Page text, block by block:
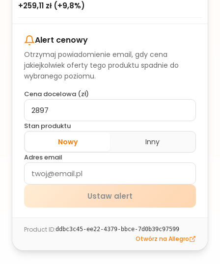
+259,11 zł(+9,8%)
Alert cenowy
Otrzymaj powiadomienie email, gdy cena
jakiejkolwiek oferty tego produktu spadnie do
wybranego poziomu.
Cena docelowa (zł)
Stan produktu
Nowy Inny
Adres email
Ustaw alert
Product ID:ddbc3c45-ee22-4379-bbce-7d0b39c97599
Otwórz na Allegro